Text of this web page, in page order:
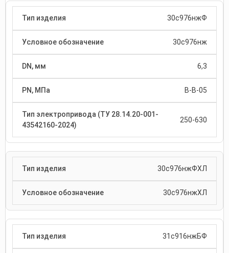
30с976нжФ
30с976нж
6,3
В-В-05
250-630
30с976нжФХЛ
30с976нжХЛ
31с916нжБФ